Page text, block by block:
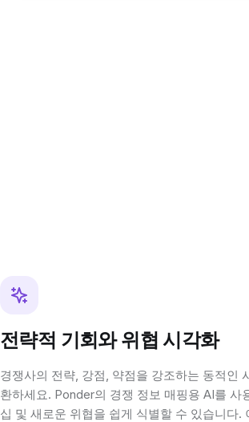
전략적 기회와 위협 시각화
경쟁사의 전략, 강점, 약점을 강조하는 동적인
환하세요. Ponder의 경쟁 정보 매핑용 AI를 사
십 및 새로운 위협을 쉽게 식별할 수 있습니다.